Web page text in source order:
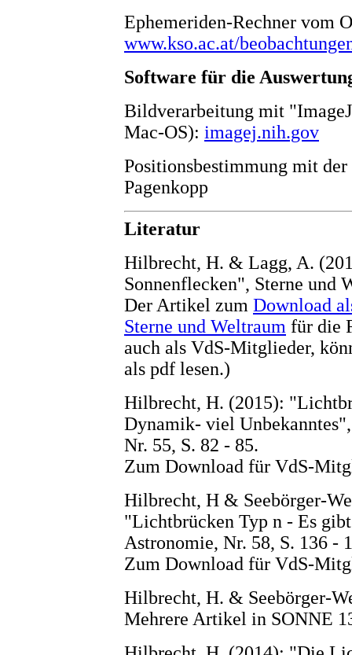
Ephemeriden-Rechner vom
www.kso.ac.at/
Software für die
Bildverarbeitung mit
Mac-OS): imagej.nih.gov
Positionsbestimmung mit der
Pagenkopp
Literatur
Hilbrecht, H. & Lagg, A.
Sonnenflecken", Sterne und
Der Artikel zum Download
Sterne und Weltraum für die
auch als VdS-Mitglieder,
als pdf lesen.)
Hilbrecht, H. (2015):
Dynamik- viel
Nr. 55, S. 82 - 85.
Zum Download für VdS-
Hilbrecht, H & Seebörger-
"Lichtbrücken Typ n - Es
Astronomie, Nr. 58, S. 136 -
Zum Download für VdS-
Hilbrecht, H. & Seebörger-
Mehrere Artikel in SONNE